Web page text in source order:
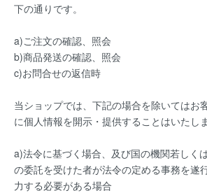
下の通りです。
a)ご注文の確認、照会
b)商品発送の確認、照会
c)お問合せの返信時
当ショップでは、下記の場合を除いてはお
に個人情報を開示・提供することはいたし
a)法令に基づく場合、及び国の機関若しく
の委託を受けた者が法令の定める事務を遂
力する必要がある場合